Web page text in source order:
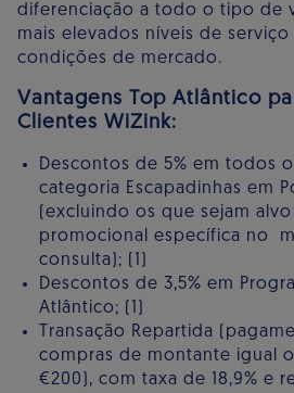
diferenciação a todo o tipo de
mais elevados níveis de serviço
condições de mercado.
Vantagens Top Atlântico
Clientes WiZink:
Descontos de 5% em todos
categoria Escapadinhas em
(excluindo os que sejam
promocional específica no
consulta); (1)
Descontos de 3,5% em
Atlântico; (1)
Transação Repartida
compras de montante igual
€200), com taxa de 18,9% e